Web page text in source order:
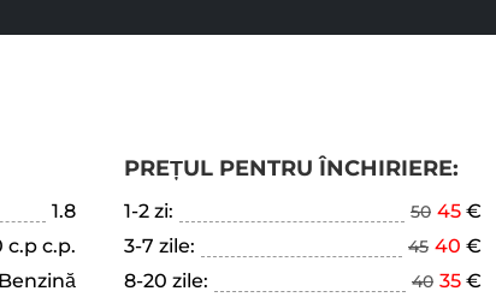
1.8
c.p c.p.
Benzină
PREȚUL PENTRU ÎNCHIRIERE:
1-2 zi: 50 45 €
3-7 zile:
45 40 €
8-20 zile:
40 35 €